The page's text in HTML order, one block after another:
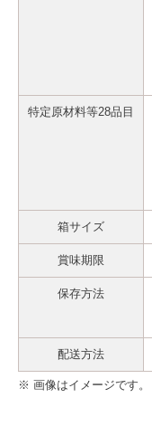
特定原材料等28品目
箱サイズ
賞味期限
保存方法
配送方法
※ 画像はイメージです。